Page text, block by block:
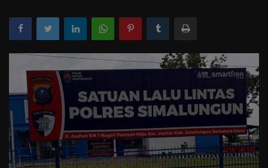
Politik
Pendidikan
Peristiwa
Internasional
Pemerintah